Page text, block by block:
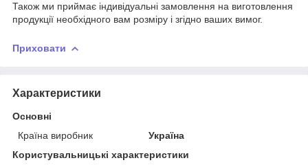
Також ми приймає індивідуальні замовлення на виготовлення
продукції необхідного вам розміру і згідно ваших вимог.
Приховати
Характеристики
Основні
Країна виробник
Україна
Користувальницькі характеристики